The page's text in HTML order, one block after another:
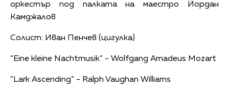
оркестър под палката на маестро Йордан
Камджалов
Солист: Иван Пенчев (цигулка)
“Eine kleine Nachtmusik” - Wolfgang Amadeus Mozart
”Lark Ascending” - Ralph Vaughan Williams